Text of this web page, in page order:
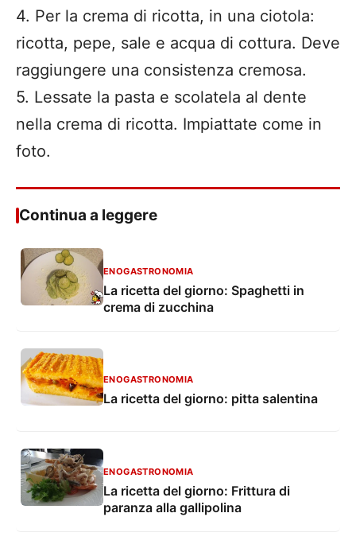
4. Per la crema di ricotta, in una ciotola:
ricotta, pepe, sale e acqua di cottura. Deve
raggiungere una consistenza cremosa.
5. Lessate la pasta e scolatela al dente
nella crema di ricotta. Impiattate come in
foto.
Continua a leggere
ENOGASTRONOMIA
La ricetta del giorno: Spaghetti in
crema di zucchina
ENOGASTRONOMIA
La ricetta del giorno: pitta salentina
ENOGASTRONOMIA
La ricetta del giorno: Frittura di
paranza alla gallipolina